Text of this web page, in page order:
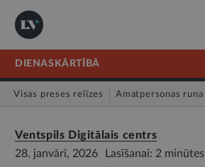
DIENASKĀRTĪBĀ
Visas preses relīzes Amatpersonas runa
Ventspils Digitālais centrs
28. janvārī, 2026
Lasīšanai: 2 minūtes